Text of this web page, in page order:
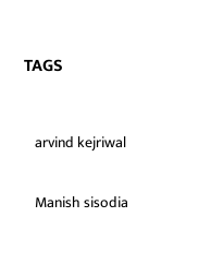
TAGS
arvind kejriwal
Manish sisodia